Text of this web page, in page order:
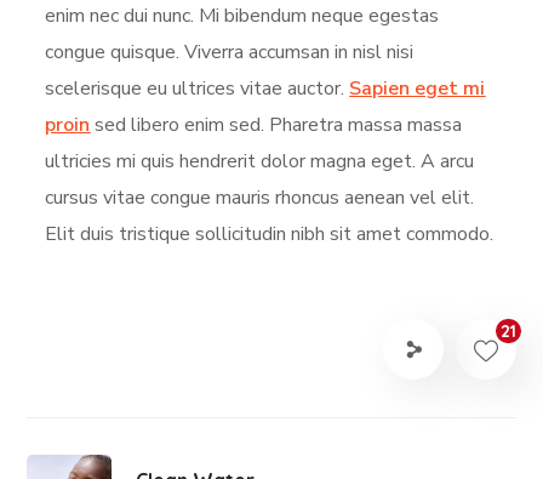
enim nec dui nunc. Mi bibendum neque egestas
congue quisque. Viverra accumsan in nisl nisi
scelerisque eu ultrices vitae auctor. Sapien eget mi
proin sed libero enim sed. Pharetra massa massa
ultricies mi quis hendrerit dolor magna eget. A arcu
cursus vitae congue mauris rhoncus aenean vel elit.
Elit duis tristique sollicitudin nibh sit amet commodo.
21